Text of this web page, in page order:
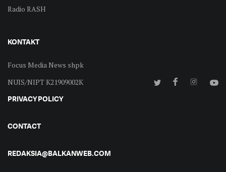
Radio RASH
KONTAKT
Focus Media News shpk
NUIS/NIPT K21909002K
PRIVACY POLICY
CONTACT
REDAKSIA@BALKANWEB.COM